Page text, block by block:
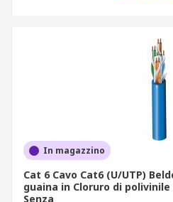
In magazzino
Cat 6 Cavo Cat6 (U/UTP)
guaina in Cloruro di polivinile
Senza